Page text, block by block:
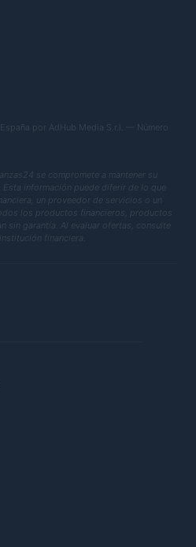
por AdHub Media S.r.l. — Número
se compromete a mantener su
Esta información puede diferir de lo que
un proveedor de servicios o un
los productos financieros, productos
sin garantía. Al evaluar ofertas, consulte
financiera.